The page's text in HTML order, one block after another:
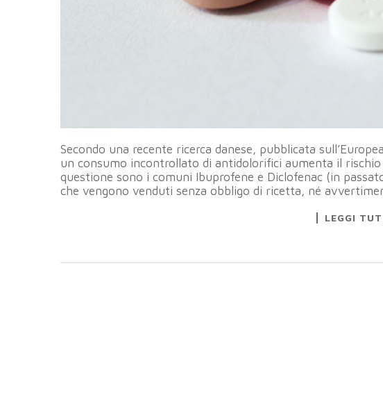
Secondo una recente ricerca danese, pubblicata
un consumo incontrollato di antidolorifici aumenta il
questione sono i comuni Ibuprofene e Diclofenac (in
che vengono venduti senza obbligo di ricetta, né
LEGGI